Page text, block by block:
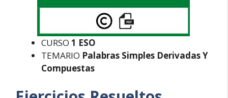
CURSO 1 ESO
TEMARIO Palabras Simples Derivadas Y
Compuestas